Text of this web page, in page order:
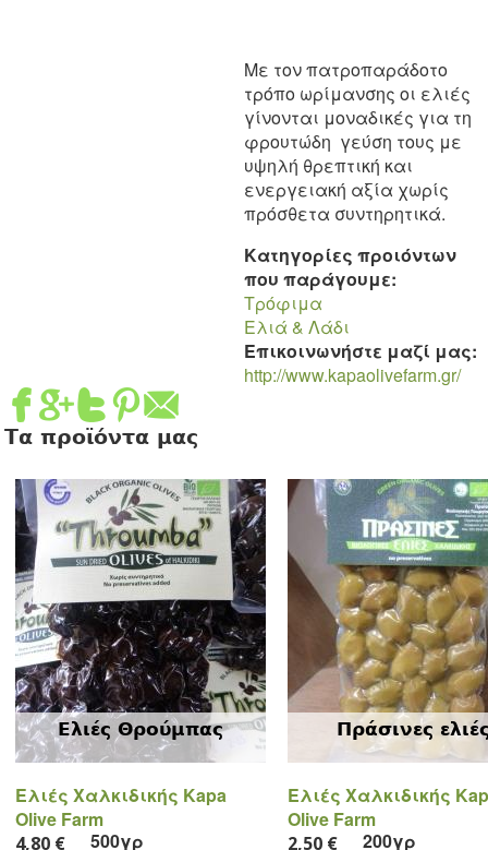
Με τον πατροπαράδοτο
τρόπο ωρίμανσης οι ελιές
γίνονται μοναδικές για τη
φρουτώδη γεύση τους με
υψηλή θρεπτική και
ενεργειακή αξία χωρίς
πρόσθετα συντηρητικά.
Κατηγορίες προιόντων
που παράγουμε:
Τρόφιμα
Eλιά & Λάδι
Επικοινωνήστε μαζί μας:
http://www.kapaolivefarm.gr/
Τα προϊόντα μας
Ελιές Θρούμπας
Ελιές Χαλκιδικής Kapa
Olive Farm
4,80 € 500γρ
Πράσινες
Ελιές Χαλκιδικής
Olive Farm
2,50 € 200γρ